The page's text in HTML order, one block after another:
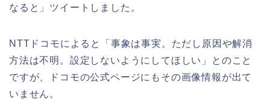
なると」ツイートしました。
NTTドコモによると「事象は事実。ただし原因や解消
方法は不明。設定しないようにしてほしい」とのこと
ですが、ドコモの公式ページにもその画像情報が出て
いません。